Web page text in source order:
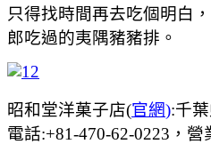
只得找時間再去吃個明白
郎吃過的夷隅豬豬排。
昭和堂洋菓子店(官網):千
電話:+81-470-62-0223，營